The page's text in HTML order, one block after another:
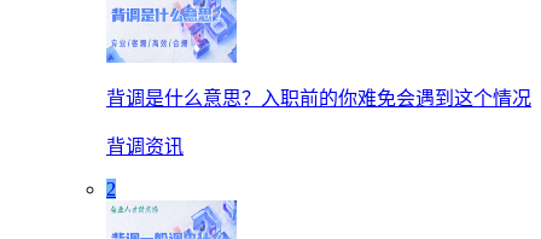
背调是什么意思？入职前的你难免会遇到这个情况
背调资讯
2